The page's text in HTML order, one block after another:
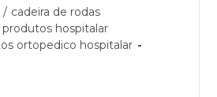
/ cadeira de rodas
produtos hospitalar
ortopedico hospitalar